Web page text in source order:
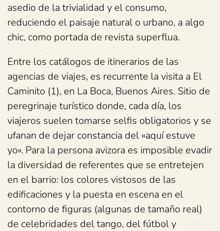
asedio de la trivialidad y el consumo,
reduciendo el paisaje natural o urbano, a algo
chic, como portada de revista superflua.
Entre los catálogos de itinerarios de las
agencias de viajes, es recurrente la visita a El
Caminito (1), en La Boca, Buenos Aires. Sitio de
peregrinaje turístico donde, cada día, los
viajeros suelen tomarse selfis obligatorios y se
ufanan de dejar constancia del «aquí estuve
yo». Para la persona avizora es imposible evadir
la diversidad de referentes que se entretejen
en el barrio: los colores vistosos de las
edificaciones y la puesta en escena en el
contorno de figuras (algunas de tamaño real)
de celebridades del tango, del fútbol y